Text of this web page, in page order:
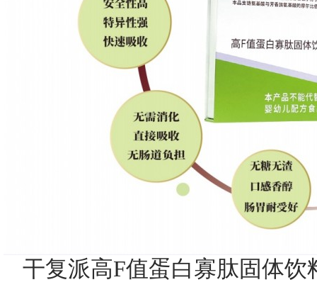
干复派高F值蛋白寡肽固体饮